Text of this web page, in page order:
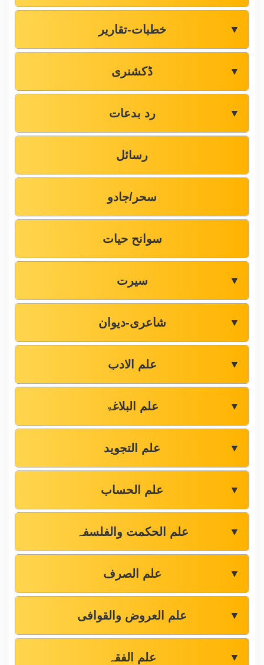
خطبات-تقاریر ▼
ڈکشنری ▼
رد بدعات ▼
رسائل
سحر/جادو
سوانح حیات
سیرت ▼
شاعری-دیوان ▼
علم الادب ▼
علم البلاغۃ ▼
علم التجوید ▼
علم الحساب ▼
علم الحکمت والفلسفہ ▼
علم الصرف ▼
علم العروض والقوافی ▼
علم الفقہ ▼